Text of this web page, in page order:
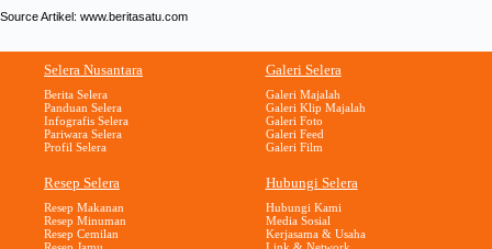
Source Artikel: www.beritasatu.com
Selera Nusantara
Berita Selera
Panduan Selera
Infografis Selera
Pariwara Selera
Profil Selera
Galeri Selera
Galeri Majalah
Galeri Klip Majalah
Galeri Foto
Galeri Feed
Galeri Film
Resep Selera
Resep Makanan
Resep Minuman
Resep Cemilan
Hubungi Selera
Hubungi Kami
Media Sosial
Kerjasama & Usaha